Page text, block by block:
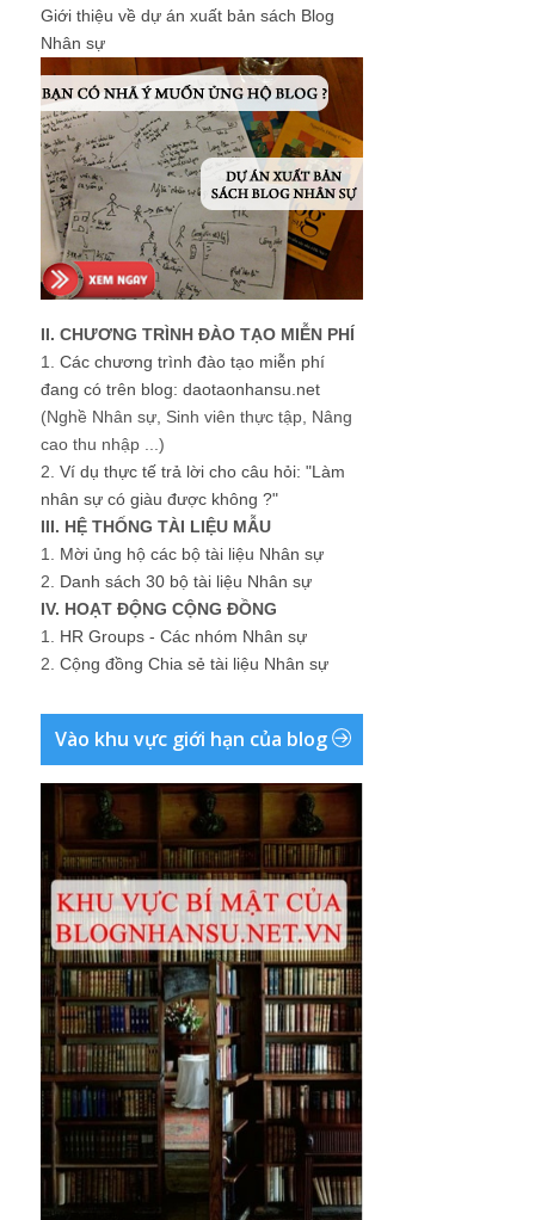
Giới thiệu về dự án xuất bản sách Blog
Nhân sự
II. CHƯƠNG TRÌNH ĐÀO TẠO MIỄN PHÍ
1. Các chương trình đào tạo miễn phí
đang có trên blog: daotaonhansu.net
(Nghề Nhân sự, Sinh viên thực tập, Nâng
cao thu nhập ...)
2. Ví dụ thực tế trả lời cho câu hỏi: "Làm
nhân sự có giàu được không ?"
III. HỆ THỐNG TÀI LIỆU MẪU
1. Mời ủng hộ các bộ tài liệu Nhân sự
2. Danh sách 30 bộ tài liệu Nhân sự
IV. HOẠT ĐỘNG CỘNG ĐỒNG
1. HR Groups - Các nhóm Nhân sự
2. Cộng đồng Chia sẻ tài liệu Nhân sự
Vào khu vực giới hạn của blog